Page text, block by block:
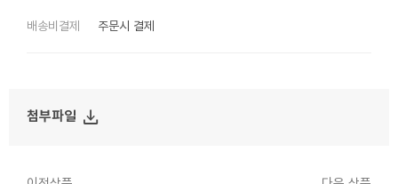
배송비결제 주문시 결제
첨부파일 file_download